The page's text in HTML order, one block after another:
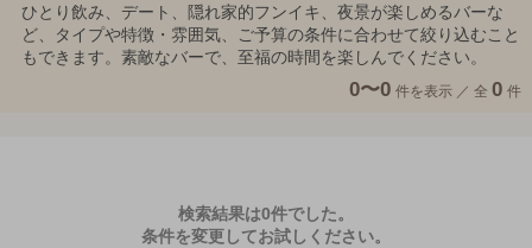
ひとり飲み、デート、隠れ家的フンイキ、夜景が楽しめるバーな
ど、タイプや特徴・雰囲気、ご予算の条件に合わせて絞り込むこと
もできます。素敵なバーで、至福の時間を楽しんでください。
0〜0 件を表示 ／ 全 0 件
検索結果は0件でした。
条件を変更してお試しください。